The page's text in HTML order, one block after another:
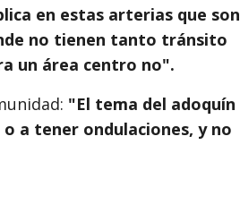
en estas arterias que son
no tienen tanto tránsito
un área centro no".
"El tema del adoquín
a tener ondulaciones, y no